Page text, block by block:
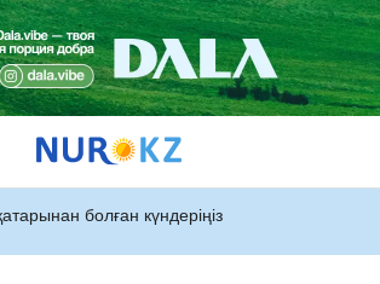
болған күндеріңіз